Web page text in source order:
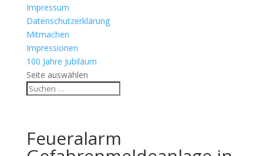
Impressum
Datenschutzerklärung
Mitmachen
Impressionen
100 Jahre Jubiläum
Seite auswählen
Feueralarm